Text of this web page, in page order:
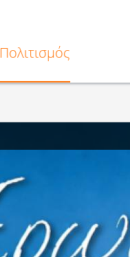
Πολιτισμός